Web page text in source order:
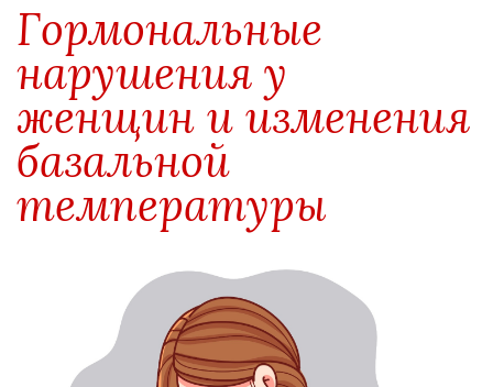
Гормональные
нарушения у
женщин и изменения
базальной
температуры